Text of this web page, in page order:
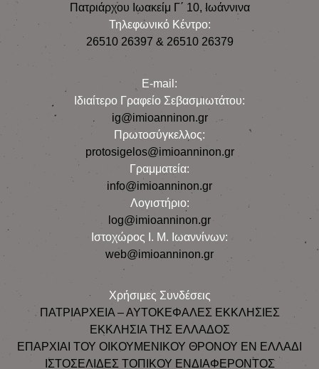
Πατριάρχου Ιωακείμ Γ΄ 10, Iωάννινα
Τηλεφωνικό Κέντρο:
26510 26397 & 26510 26379
E-mail:
Iδιαίτερο Γραφείο Σεβασμιωτάτου:
ig@imioanninon.gr
Πρωτοσύγκελλος:
protosigelos@imioanninon.gr
Γραμματεία:
info@imioanninon.gr
Λογιστήριο:
log@imioanninon.gr
Ιστοχώρος Ι. Μ. Ιωαννίνων:
web@imioanninon.gr
Χρήσιμες Συνδέσεις
ΠΑΤΡΙΑΡΧΕΙΑ – ΑΥΤΟΚΕΦΑΛΕΣ ΕΚΚΛΗΣΙΕΣ
ΕΚΚΛΗΣΙΑ ΤΗΣ ΕΛΛΑΔΟΣ
ΕΠΑΡΧΙΑΙ ΤΟΥ ΟΙΚΟΥΜΕΝΙΚΟΥ ΘΡΟΝΟΥ ΕΝ ΕΛΛΑΔΙ
ΙΣΤΟΣΕΛΙΔΕΣ ΤΟΠΙΚΟΥ ΕΝΔΙΑΦΕΡΟΝΤΟΣ